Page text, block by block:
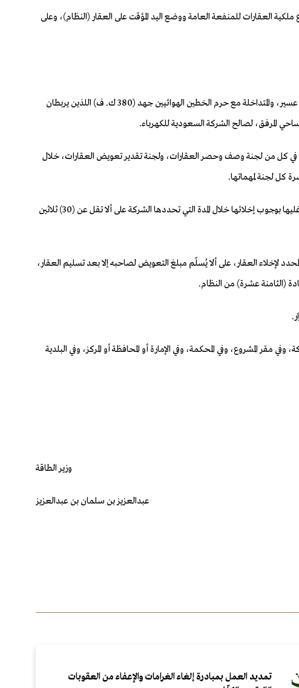
(ثالثاً) من المرسوم الملكي رقم (م/15) وتاريخ 11 /3 /1424هـ، الصادر بموجبه نظام نزع ملكية العقارات للمنفعة العامة ووضع اليد المؤقت على العقار (النظام)، وعلى
أولاً: الموافقة على البدء في إجراءات نزع ملكية قطعة الأرض المملوكة بموجب الصك رقم (373501007574) وتاريخ 10 /8 /1442هـ، الواقعة بمنطقة عسير، والمتداخلة مع حرم الخطين الهوائيين جهد (380 ك. ف) اللذين يربطان
في كل من لجنة وصف وحصر العقارات، ولجنة تقدير تعويض العقارات، خلال
ثالثاً: تُبلّغ الشركة السعودية للكهرباء أصحاب الحقوق على العقارات التي تقرر نزع ملكيتها بالتعويض المقدّر لهم، كما تٌبلَّغ مالكي العقارات وشاغليها بوجوب إخلائها خلال المدة التي تحددها الشركة على ألا تقل عن (30) ثلاثين
لإخلاء العقار، على ألا يُسلّم مبلغ التعويض لصاحبه إلا بعد تسليم العقار،
(الثامنة عشرة) من النظام.
المشروع، وفي المحكمة، وفي الإمارة أو المحافظة أو المركز، وفي البلدية
وزير الطاقة
عبدالعزيز بن سلمان بن عبدالعزيز
تمديد العمل بمبادرة إلغاء الغرامات والإعفاء من العقوبات